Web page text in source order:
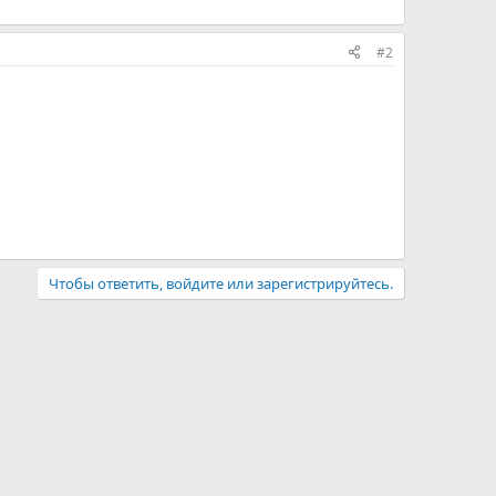
#2
Чтобы ответить, войдите или зарегистрируйтесь.